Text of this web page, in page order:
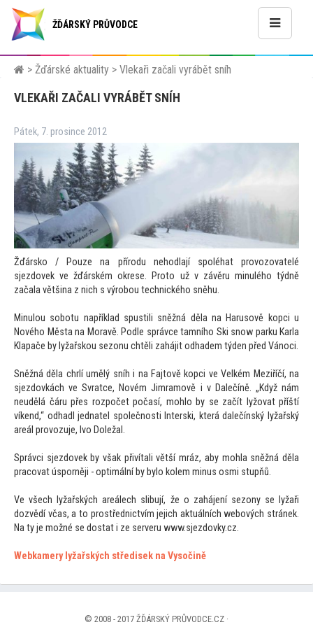
ŽĎÁRSKÝ PRŮVODCE
> Žďárské aktuality > Vlekaři začali vyrábět sníh
VLEKAŘI ZAČALI VYRÁBĚT SNÍH
Pátek, 7. prosince 2012
Žďársko / Pouze na přírodu nehodlají spoléhat provozovatelé
sjezdovek ve žďárském okrese. Proto už v závěru minulého týdně
začala většina z nich s výrobou technického sněhu.
Minulou sobotu například spustili sněžná děla na Harusově kopci u
Nového Města na Moravě. Podle správce tamního Ski snow parku Karla
Klapače by lyžařskou sezonu chtěli zahájit odhadem týden před Vánoci.
Sněžná děla chrlí umělý sníh i na Fajtově kopci ve Velkém Meziříčí, na
sjezdovkách ve Svratce, Novém Jimramově i v Dalečíně. „Když nám
neudělá čáru přes rozpočet počasí, mohlo by se začít lyžovat příští
víkend,“ odhadl jednatel společnosti Interski, která dalečínský lyžařský
areál provozuje, Ivo Doležal.
Správci sjezdovek by však přivítali větší mráz, aby mohla sněžná děla
pracovat úsporněji - optimální by bylo kolem minus osmi stupňů.
Ve všech lyžařských areálech slibují, že o zahájení sezony se lyžaři
dozvědí včas, a to prostřednictvím jejich aktuálních webových stránek.
Na ty je možné se dostat i ze serveru www.sjezdovky.cz.
Webkamery lyžařských středisek na Vysočině
© 2008 - 2017 ŽĎÁRSKÝ PRŮVODCE.CZ ·